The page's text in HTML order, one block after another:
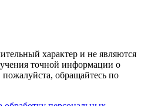
характер и не являются
точной информации о
обращайтесь по